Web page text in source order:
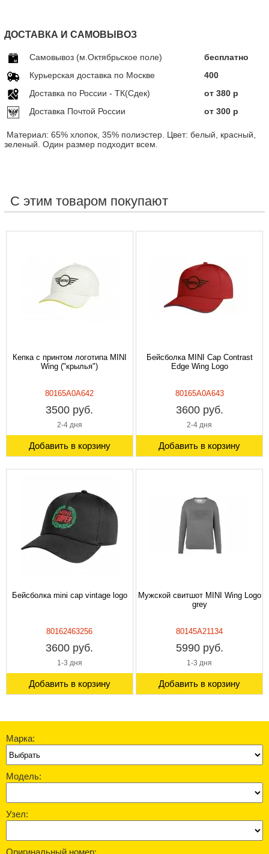
ДОСТАВКА И САМОВЫВОЗ
Самовывоз (м.Октябрьское поле)
бесплатно
Курьерская доставка по Москве
400
Доставка по Росcии - ТК(Сдек)
от 380 р
Доставка Почтой России
от 300 р
Материал: 65% хлопок, 35% полиэстер. Цвет: белый, красный,
зеленый. Один размер подходит всем.
С этим товаром покупают
Кепка с принтом логотипа MINI
Wing ("крылья")
80165A0A642
3500 руб.
2-4 дня
Добавить в корзину
Бейсболка MINI Cap Contrast
Edge Wing Logo
80165A0A643
3600 руб.
2-4 дня
Добавить в корзину
Бейсболка mini cap vintage logo
80162463256
3600 руб.
1-3 дня
Добавить в корзину
Мужской свитшот MINI Wing Logo
grey
80145A21134
5990 руб.
1-3 дня
Добавить в корзину
Марка:
Модель:
Узел:
Оригинальный номер: